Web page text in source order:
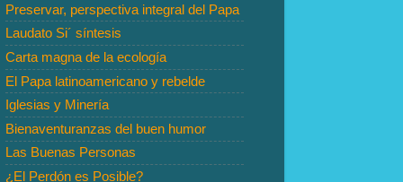
Preservar, perspectiva integral del Papa
Laudato Si´ síntesis
Carta magna de la ecología
El Papa latinoamericano y rebelde
Iglesias y Minería
Bienaventuranzas del buen humor
Las Buenas Personas
¿El Perdón es Posible?